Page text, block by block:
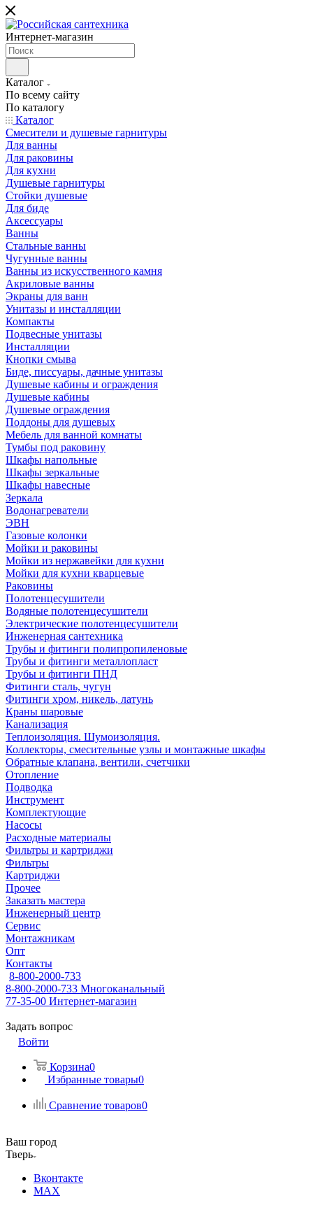
Интернет-магазин
Каталог
По всему сайту
По каталогу
Каталог
Смесители и душевые гарнитуры
Для ванны
Для раковины
Для кухни
Душевые гарнитуры
Стойки душевые
Для биде
Аксессуары
Ванны
Стальные ванны
Чугунные ванны
Ванны из искусственного камня
Акриловые ванны
Экраны для ванн
Унитазы и инсталляции
Компакты
Подвесные унитазы
Инсталляции
Кнопки смыва
Биде, писсуары, дачные унитазы
Душевые кабины и ограждения
Душевые кабины
Душевые ограждения
Поддоны для душевых
Мебель для ванной комнаты
Тумбы под раковину
Шкафы напольные
Шкафы зеркальные
Шкафы навесные
Зеркала
Водонагреватели
ЭВН
Газовые колонки
Мойки и раковины
Мойки из нержавейки для кухни
Мойки для кухни кварцевые
Раковины
Полотенцесушители
Водяные полотенцесушители
Электрические полотенцесушители
Инженерная сантехника
Трубы и фитинги полипропиленовые
Трубы и фитинги металлопласт
Трубы и фитинги ПНД
Фитинги сталь, чугун
Фитинги хром, никель, латунь
Краны шаровые
Канализация
Теплоизоляция. Шумоизоляция.
Коллекторы, смесительные узлы и монтажные шкафы
Обратные клапана, вентили, счетчики
Отопление
Подводка
Инструмент
Комплектующие
Насосы
Расходные материалы
Фильтры и картриджи
Фильтры
Картриджи
Прочее
Заказать мастера
Инженерный центр
Сервис
Монтажникам
Опт
Контакты
8-800-2000-733
8-800-2000-733 Многоканальный
77-35-00 Интернет-магазин
Задать вопрос
Войти
Корзина0
Избранные товары0
Сравнение товаров0
Ваш город
Тверь
Вконтакте
MAX